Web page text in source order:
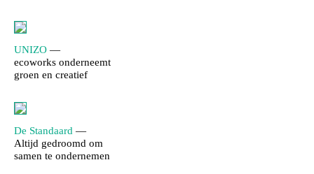
UNIZO —
ecoworks onderneemt
groen en creatief
De Standaard —
Altijd gedroomd om
samen te ondernemen